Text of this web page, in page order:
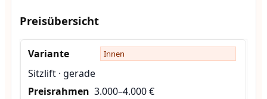
Preisübersicht
Innen
Sitzlift · gerade
3.000–4.000 €